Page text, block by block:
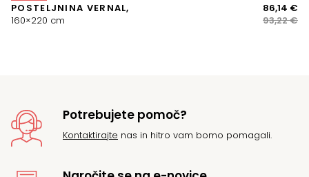
POSTELJNINA VERNAL,
160×220 cm
93,22€
86,14 €
Potrebujete pomoč?
Kontaktirajte nas in hitro vam bomo pomagali.